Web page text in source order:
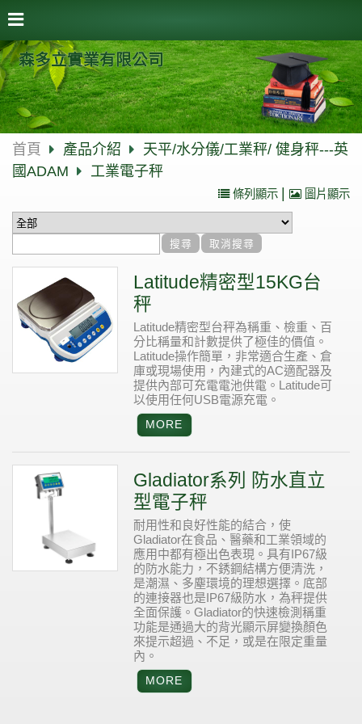
森多立實業有限公司
首頁 產品介紹
天平/水分儀/工業秤/ 健身秤---英
國ADAM
工業電子秤
條列顯示 圖片顯示
Latitude精密型15KG台
秤
Latitude精密型台秤為稱重、檢重、百
分比稱量和計數提供了極佳的價值。
Latitude操作簡單，非常適合生產、倉
庫或現場使用，內建式的AC適配器及
提供內部可充電電池供電。Latitude可
以使用任何USB電源充電。
Gladiator系列 防水直立
型電子秤
耐用性和良好性能的結合，使
Gladiator在食品、醫藥和工業領域的
應用中都有極出色表現。具有IP67級
的防水能力，不銹鋼結構方便清洗，
是潮濕、多塵環境的理想選擇。底部
的連接器也是IP67級防水，為秤提供
全面保護。Gladiator的快速檢測稱重
功能是通過大的背光顯示屏變換顏色
來提示超過、不足，或是在限定重量
內。